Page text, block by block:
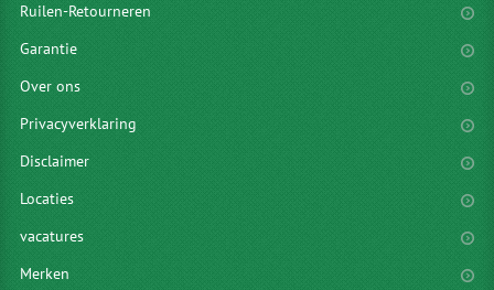
Ruilen-Retourneren
Garantie
Over ons
Privacyverklaring
Disclaimer
Locaties
vacatures
Merken